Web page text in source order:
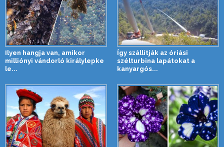
Ilyen hangja van, amikor
milliónyi vándorló királylepke
le...
Így szállítják az óriási
szélturbina lapátokat a
kanyargós...